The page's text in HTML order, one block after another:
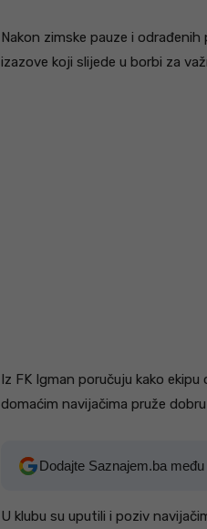
Nakon zimske pauze i
izazove koji slijede u borbi za
Iz FK Igman poručuju kako
domaćim navijačima pruže
Dodajte Saznajem.ba
U klubu su uputili i poziv